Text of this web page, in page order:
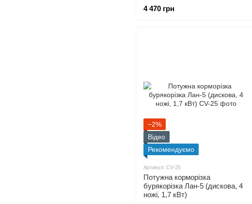
4 470 грн
−2%
Відео
Рекомендуємо
Артикул: CV-25
Потужна корморізка
бурякорізка Лан-5 (дискова, 4
ножі, 1,7 кВт)